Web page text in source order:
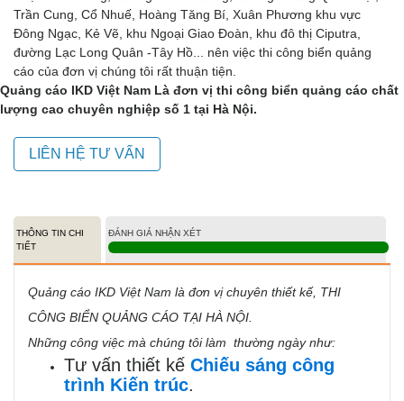
Trần Cung, Cổ Nhuế, Hoàng Tăng Bí, Xuân Phương khu vực
Đông Ngạc, Kẻ Vẽ, khu Ngoại Giao Đoàn, khu đô thị Ciputra,
đường Lạc Long Quân -Tây Hồ... nên việc thi công biển quảng
cáo của đơn vị chúng tôi rất thuận tiện.
Quảng cáo IKD Việt Nam Là đơn vị thi công biển quảng cáo chất
lượng cao chuyên nghiệp số 1 tại Hà Nội.
LIÊN HỆ TƯ VẤN
THÔNG TIN CHI
TIẾT
ĐÁNH GIÁ NHẬN XÉT
Quảng cáo IKD Việt Nam là đơn vị chuyên thiết kế, THI
CÔNG BIỂN QUẢNG CÁO TẠI HÀ NỘI
Những công việc mà chúng tôi làm thường ngày như:
Tư vấn thiết kế Chiếu sáng công
trình Kiến trúc.